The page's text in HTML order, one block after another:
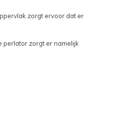
zorgt ervoor dat er
perlator zorgt er namelijk